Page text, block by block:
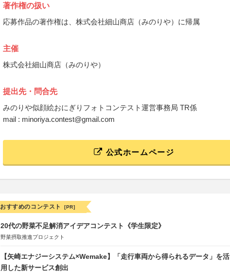
著作権の扱い
応募作品の著作権は、株式会社細山商店（みのりや）に帰属
主催
株式会社細山商店（みのりや）
提出先・問合先
みのりや似顔絵おにぎりフォトコンテスト運営事務局 TR係
mail : minoriya.contest@gmail.com
公式ホームページ
おすすめのコンテスト [PR]
20代の野菜不足解消アイデアコンテスト《学生限定》
野菜摂取推進プロジェクト
【矢崎エナジーシステム×Wemake】「走行車両から得られるデータ」を活
用した新サービス創出